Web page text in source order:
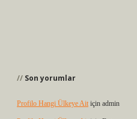
Son yorumlar
Profilo Hangi Ülkeye Ait için admin